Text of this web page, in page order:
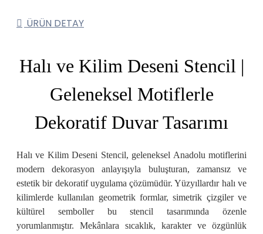
ÜRÜN DETAY
Halı ve Kilim Deseni Stencil |
Geleneksel Motiflerle
Dekoratif Duvar Tasarımı
Halı ve Kilim Deseni Stencil, geleneksel Anadolu motiflerini
modern dekorasyon anlayışıyla buluşturan, zamansız ve
estetik bir dekoratif uygulama çözümüdür. Yüzyıllardır halı ve
kilimlerde kullanılan geometrik formlar, simetrik çizgiler ve
kültürel semboller bu stencil tasarımında özenle
yorumlanmıştır. Mekânlara sıcaklık, karakter ve özgünlük